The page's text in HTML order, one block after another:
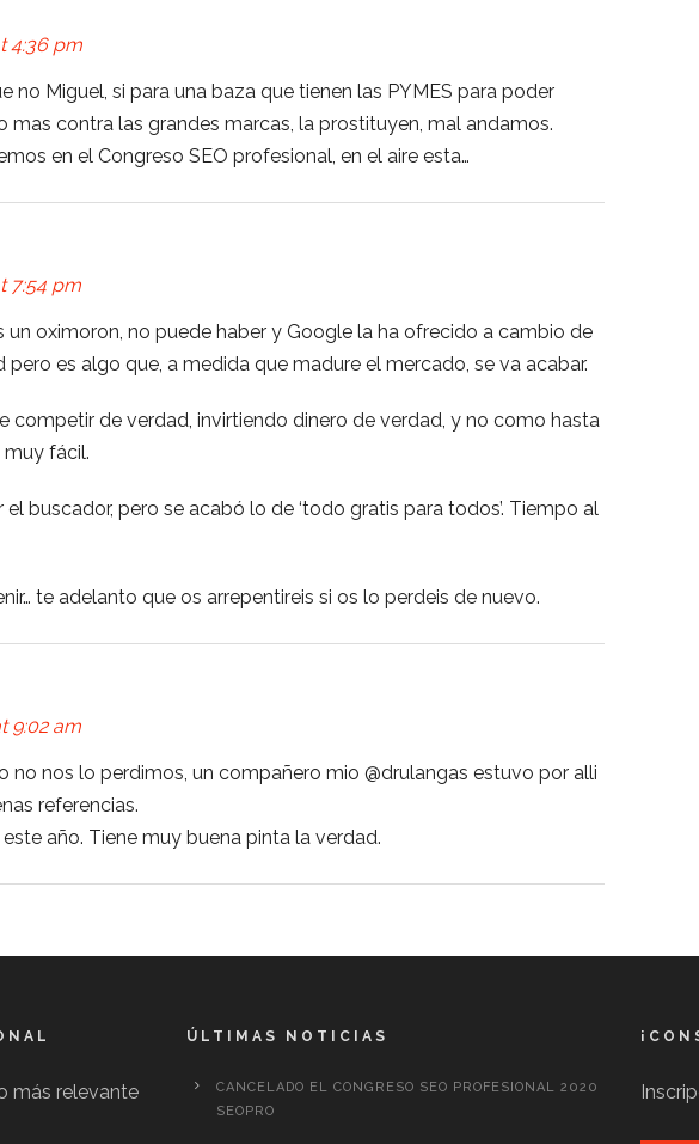
4:36 pm
no Miguel, si para una baza que tienen las PYMES para poder
mas contra las grandes marcas, la prostituyen, mal andamos.
en el Congreso SEO profesional, en el aire esta…
7:54 pm
un oximoron, no puede haber y Google la ha ofrecido a cambio de
es algo que, a medida que madure el mercado, se va acabar.
competir de verdad, invirtiendo dinero de verdad, y no como hasta
muy fácil.
el buscador, pero se acabó lo de ‘todo gratis para todos’. Tiempo al
te adelanto que os arrepentireis si os lo perdeis de nuevo.
9:02 am
no nos lo perdimos, un compañero mio @drulangas estuvo por alli
referencias.
año. Tiene muy buena pinta la verdad.
más relevante
ÚLTIMAS NOTICIAS
CANCELADO EL CONGRESO SEO PROFESIONAL 2020
SEOPRO